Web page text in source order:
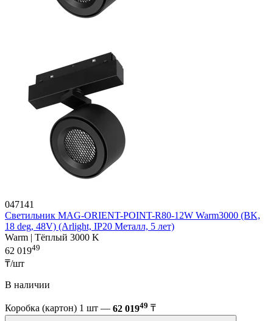
047141
Светильник MAG-ORIENT-POINT-R80-12W Warm3000 (BK,
18 deg, 48V) (Arlight, IP20 Металл, 5 лет)
Warm | Тёплый 3000 K
62 01949
₸/шт
В наличии
Коробка (картон) 1 шт — 62 01949 ₸